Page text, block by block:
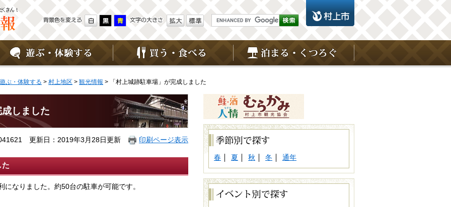
G
o
g
カ
検
遊ぶ・体験する > 村上地区 > 観光情報 > 「村上城跡駐車場」が完成しました
しました
更新日：2019年3月28日更新 印刷ページ表示
た
なりました。約50台の駐車が可能です。
季
節
別
す
春 夏 秋 冬 通年
イ
ベ
ン